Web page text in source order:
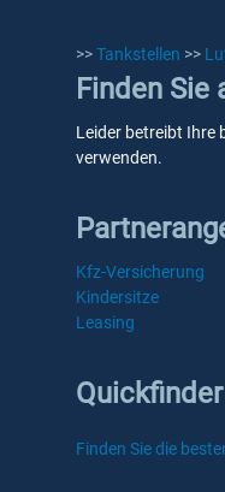
>>Tankstellen >>
Finden
Leider betreibt Ihre
verwenden.
Kfz-Versicherung
Kindersitze
Leasing
Quickfinder
Finden Sie die